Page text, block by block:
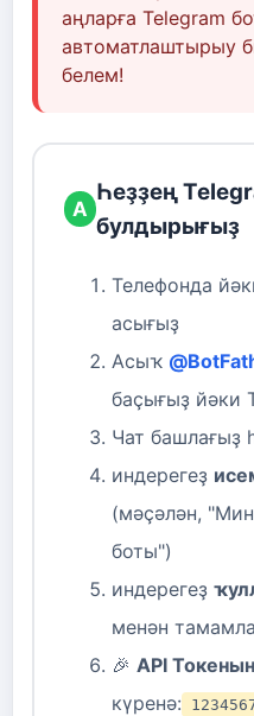
аңларға Telegram
автоматлаштырыу
белем!
А
Һеҙҙең
булдырығыҙ
Телефонда
асығыҙ
Асыҡ
баҫығыҙ йәки
Чат башлағыҙ
индерегеҙ
(мәҫәлән,
боты")
индерегеҙ
менән
🎉 API
күренә: